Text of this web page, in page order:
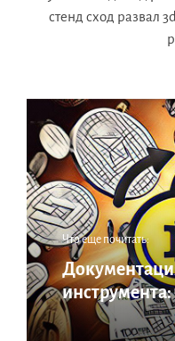
стенд сход развал
Что еще почитать:
инструмента: